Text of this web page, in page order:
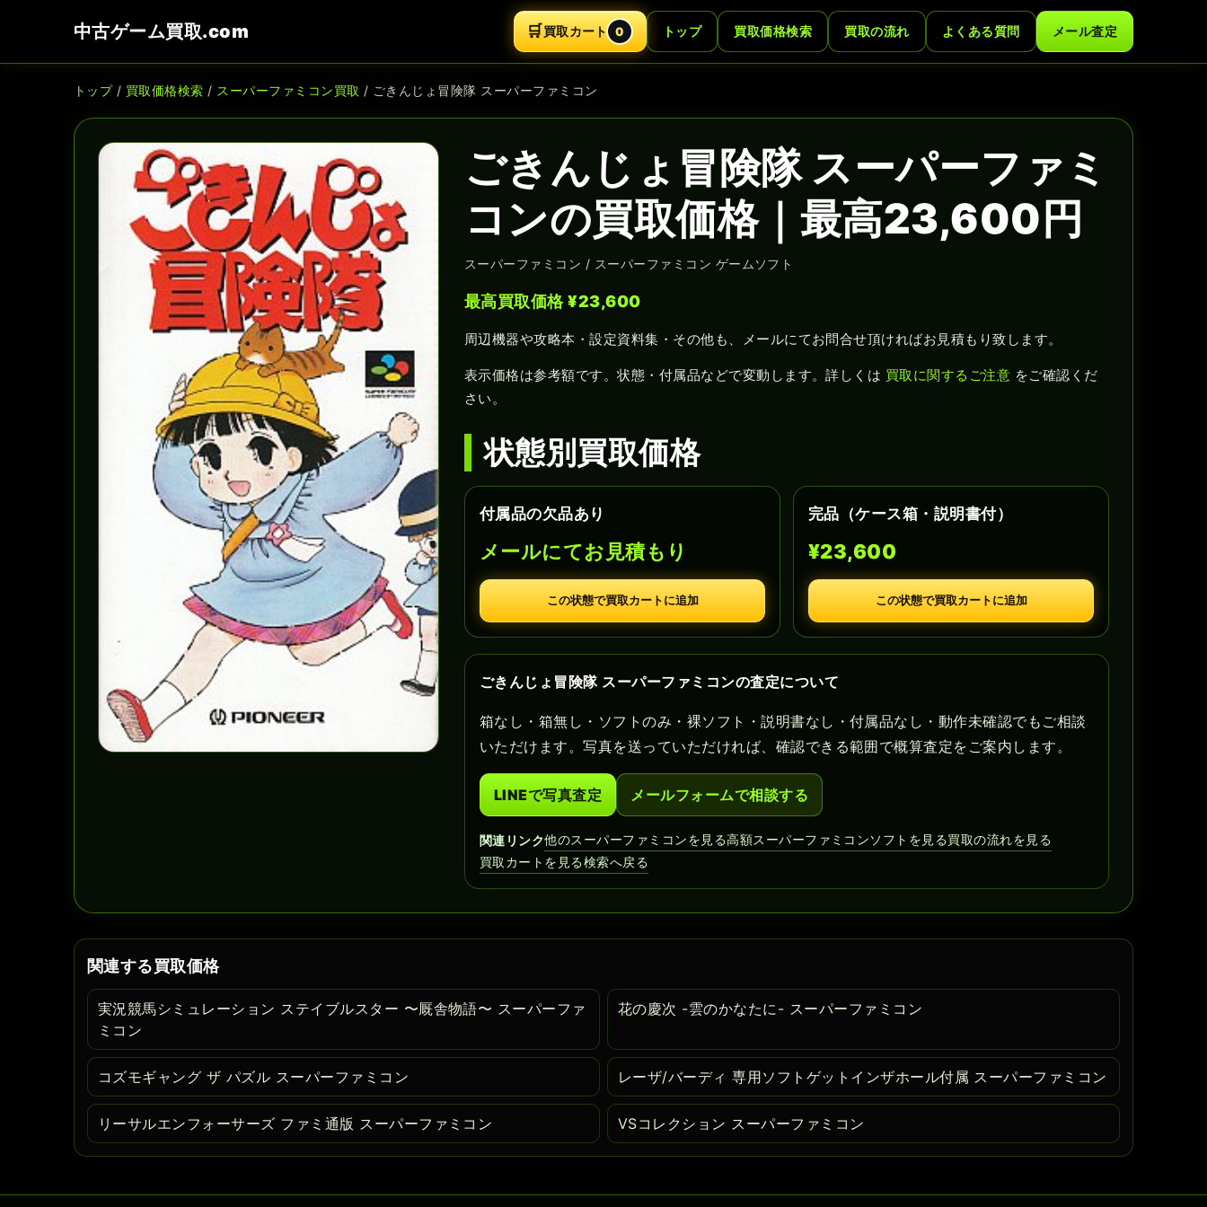
中古ゲーム買取.com 🛒買取カート 0 トップ 買取価格検索 買取の流れ よくある質問 メール査定
トップ/ 買取価格検索 / スーパーファミコン買取 / ごきんじょ冒険隊 スーパーファミコン
ごきんじょ冒険隊 スーパーファミ
コンの買取価格｜最高23,600円
スーパーファミコン / スーパーファミコン ゲームソフト
最高買取価格 ¥23,600
周辺機器や攻略本・設定資料集・その他も、メールにてお問合せ頂ければお見積もり致します。
表示価格は参考額です。状態・付属品などで変動します。詳しくは 買取に関するご注意 をご確認くだ
さい。
状態別買取価格
付属品の欠品あり
メールにてお見積もり
この状態で買取カートに追加
完品（ケース箱・説明書付）
¥23,600
この状態で買取カートに追加
ごきんじょ冒険隊 スーパーファミコンの査定について
箱なし・箱無し・ソフトのみ・裸ソフト・説明書なし・付属品なし・動作未確認でもご相談
いただけます。写真を送っていただければ、確認できる範囲で概算査定をご案内します。
LINEで写真査定 メールフォームで相談する
関連リンク他のスーパーファミコンを見る高額スーパーファミコンソフトを見る買取の流れを見る
買取カートを見る検索へ戻る
関連する買取価格
実況競馬シミュレーション ステイブルスター 〜厩舎物語〜 スーパーファ
ミコン
花の慶次 -雲のかなたに- スーパーファミコン
コズモギャング ザ パズル スーパーファミコン レーザ/バーディ 専用ソフトゲットインザホール付属 スーパーファミコン
リーサルエンフォーサーズ ファミ通版 スーパーファミコン VSコレクション スーパーファミコン